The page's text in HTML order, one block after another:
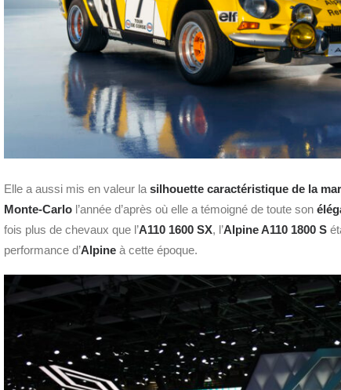
Elle a aussi mis en valeur lasilhouette caractéristique de la
Monte-Carlo l’année d’après où elle a témoigné de toute son
fois plus de chevaux que l’A110 1600 SX, l’Alpine A110 1800 S
performance d’Alpine à cette époque.